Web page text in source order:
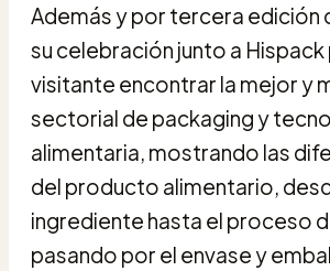
Además y por tercera edición
su celebración junto a
visitante encontrar la mejor y
sectorial de packaging y
alimentaria, mostrando las
del producto alimentario,
ingrediente hasta el proceso
pasando por el envase y